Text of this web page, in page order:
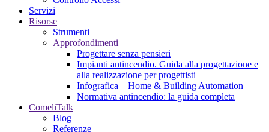
Servizi
Risorse
Strumenti
Approfondimenti
Progettare senza pensieri
Impianti antincendio. Guida alla progettazione e
alla realizzazione per progettisti
Infografica – Home & Building Automation
Normativa antincendio: la guida completa
ComeliTalk
Blog
Referenze